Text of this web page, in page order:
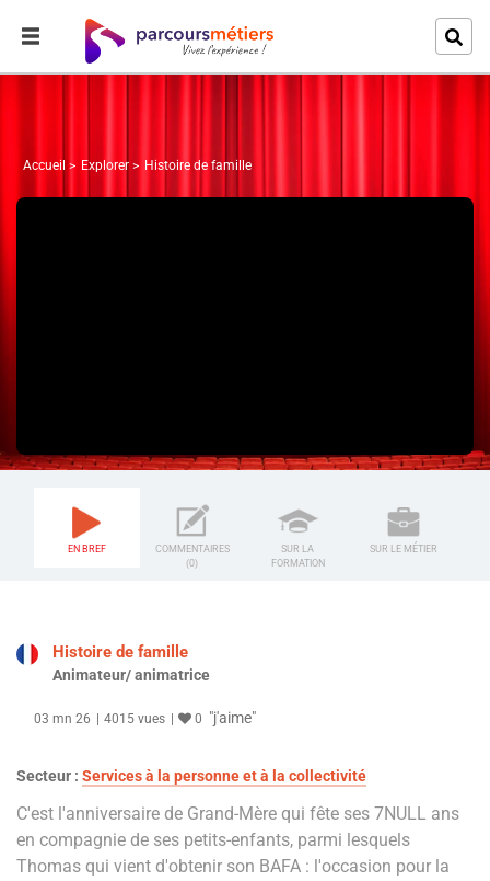
Accueil Explorer Histoire de famille
EN BREF
COMMENTAIRES
(0)
SUR LA
FORMATION
SUR LE MÉTIER
Histoire de famille
Animateur/ animatrice
03 mn 26 4015 vues 0 "j'aime"
Secteur : Services à la personne et à la collectivité
C'est l'anniversaire de Grand-Mère qui fête ses 7NULL ans
en compagnie de ses petits-enfants, parmi lesquels
Thomas qui vient d'obtenir son BAFA : l'occasion pour la